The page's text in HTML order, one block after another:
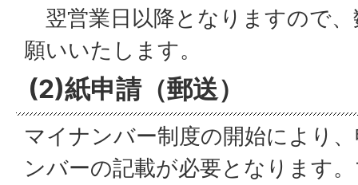
翌営業日以降となりますので
願いいたします。
(2)紙申請（郵送）
マイナンバー制度の開始により
ンバーの記載が必要となります